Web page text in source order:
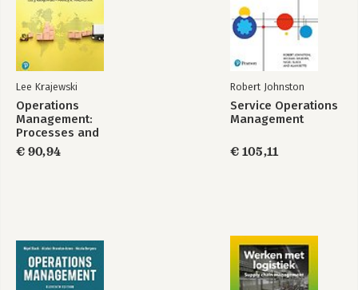
Lee Krajewski
Operations
Management:
Processes and
Supply Chains,
Global Edition
€ 90,94
Robert Johnston
Service Operations
Management
€ 105,11